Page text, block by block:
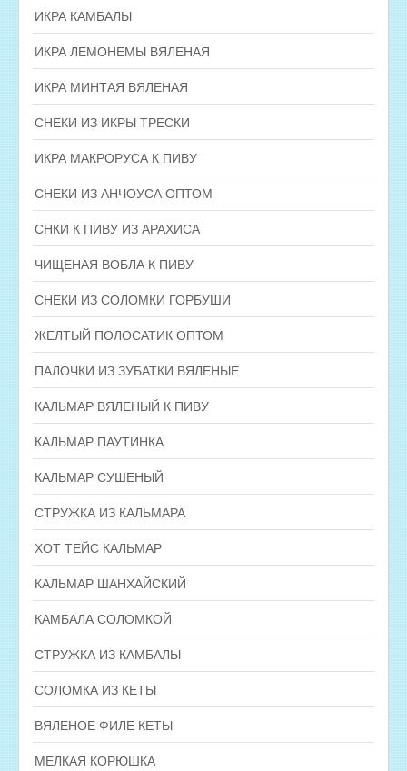
ИКРА КАМБАЛЫ
ИКРА ЛЕМОНЕМЫ ВЯЛЕНАЯ
ИКРА МИНТАЯ ВЯЛЕНАЯ
СНЕКИ ИЗ ИКРЫ ТРЕСКИ
ИКРА МАКРОРУСА К ПИВУ
СНЕКИ ИЗ АНЧОУСА ОПТОМ
СНКИ К ПИВУ ИЗ АРАХИСА
ЧИЩЕНАЯ ВОБЛА К ПИВУ
СНЕКИ ИЗ СОЛОМКИ ГОРБУШИ
ЖЕЛТЫЙ ПОЛОСАТИК ОПТОМ
ПАЛОЧКИ ИЗ ЗУБАТКИ ВЯЛЕНЫЕ
КАЛЬМАР ВЯЛЕНЫЙ К ПИВУ
КАЛЬМАР ПАУТИНКА
КАЛЬМАР СУШЕНЫЙ
СТРУЖКА ИЗ КАЛЬМАРА
ХОТ ТЕЙС КАЛЬМАР
КАЛЬМАР ШАНХАЙСКИЙ
КАМБАЛА СОЛОМКОЙ
СТРУЖКА ИЗ КАМБАЛЫ
СОЛОМКА ИЗ КЕТЫ
ВЯЛЕНОЕ ФИЛЕ КЕТЫ
МЕЛКАЯ КОРЮШКА